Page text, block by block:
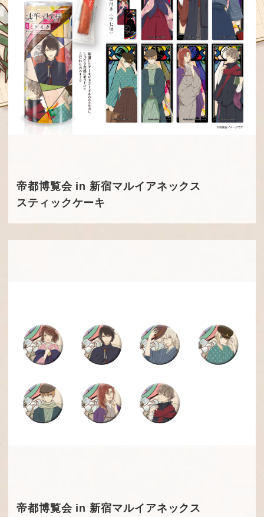
帝都博覧会 in 新宿マルイアネックス
スティックケーキ
帝都博覧会 in 新宿マルイアネックス